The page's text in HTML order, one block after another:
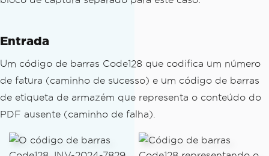
Entrada
Um código de barras Code128 que codifica um número
de fatura (caminho de sucesso) e um código de barras
de etiqueta de armazém que representa o conteúdo do
PDF ausente (caminho de falha).